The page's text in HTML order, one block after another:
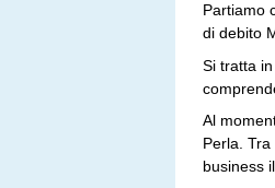
Partiamo
di debito
Si tratta
Al
Perla.
business